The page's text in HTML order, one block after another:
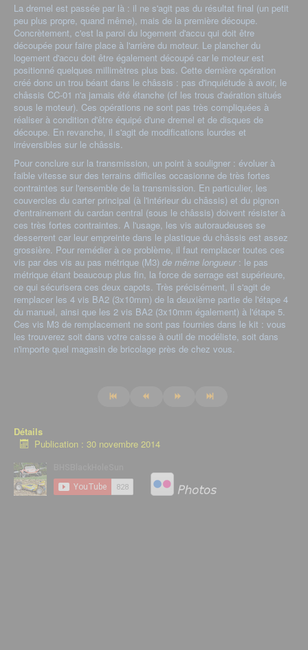
La dremel est passée par là : il ne s'agit pas du résultat final (un petit
peu plus propre, quand même), mais de la première découpe.
Concrètement, c'est la paroi du logement d'accu qui doit être
découpée pour faire place à l'arrière du moteur. Le plancher du
logement d'accu doit être également découpé car le moteur est
positionné quelques millimètres plus bas. Cette dernière opération
créé donc un trou béant dans le châssis : pas d'inquiétude à avoir, le
châssis CC-01 n'a jamais été étanche (cf les trous d'aération situés
sous le moteur). Ces opérations ne sont pas très compliquées à
réaliser à condition d'être équipé d'une dremel et de disques de
découpe. En revanche, il s'agit de modifications lourdes et
irréversibles sur le châssis.
Pour conclure sur la transmission, un point à souligner : évoluer à
faible vitesse sur des terrains difficiles occasionne de très fortes
contraintes sur l'ensemble de la transmission. En particulier, les
couvercles du carter principal (à l'intérieur du châssis) et du pignon
d'entrainement du cardan central (sous le châssis) doivent résister à
ces très fortes contraintes. A l'usage, les vis autoraudeuses se
desserrent car leur empreinte dans le plastique du châssis est assez
grossière. Pour remédier à ce problème, il faut remplacer toutes ces
vis par des vis au pas métrique (M3) de même longueur: le pas
métrique étant beaucoup plus fin, la force de serrage est supérieure,
ce qui sécurisera ces deux capots. Très précisément, il s'agit de
remplacer les 4 vis BA2 (3x10mm) de la deuxième partie de l'étape 4
du manuel, ainsi que les 2 vis BA2 (3x10mm également) à l'étape 5.
Ces vis M3 de remplacement ne sont pas fournies dans le kit : vous
les trouverez soit dans votre caisse à outil de modéliste, soit dans
n'importe quel magasin de bricolage près de chez vous.
Détails
Publication : 30 novembre 2014